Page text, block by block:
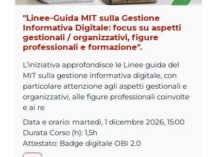
"Linee-Guida MIT sulla Gestione
Informativa Digitale: focus su aspetti
gestionali / organizzativi, figure
professionali e formazione".
L’iniziativa approfondisce le Linee guida del
MIT sulla gestione informativa digitale, con
particolare attenzione agli aspetti gestionali e
organizzativi, alle figure professionali coinvolte
e ai re
Data e orario: martedì, 1 dicembre 2026, 15:00
Durata Corso (h): 1,5h
Attestato: Badge digitale OBI 2.0